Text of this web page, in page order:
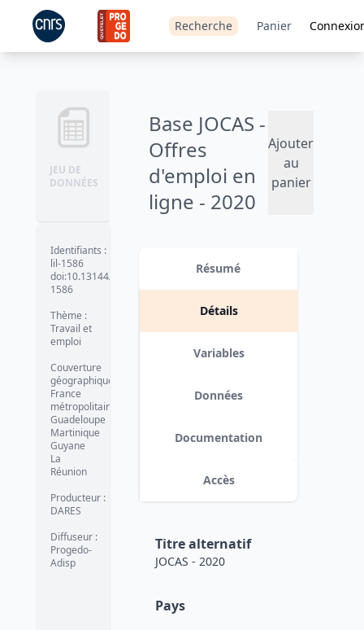
Recherche Panier
JEU DE
DONNÉES
Base JOCAS -
Offres
d'emploi en
ligne - 2020
Ajouter
au
panier
Identifiants :
lil-1586
doi:10.13144/lil-
1586
Thème :
Travail et
emploi
Couverture
géographique
France
métropolitaine
Guadeloupe
Martinique
Guyane
La
Réunion
Producteur :
DARES
Diffuseur :
Progedo-
Adisp
Résumé
Détails
Variables
Données
Documentation
Accès
Titre alternatif
JOCAS - 2020
Pays